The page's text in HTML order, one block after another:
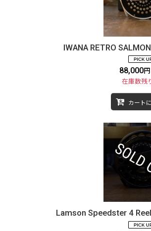
IWANA RETRO
88,000円
在庫数残
カート
Lamson Speedster 4